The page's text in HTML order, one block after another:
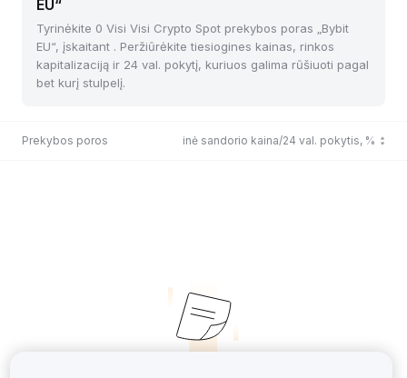
EU“
Tyrinėkite 0 Visi Visi Crypto Spot prekybos poras „Bybit
EU“, įskaitant . Peržiūrėkite tiesiogines kainas, rinkos
kapitalizaciją ir 24 val. pokytį, kuriuos galima rūšiuoti pagal
bet kurį stulpelį.
Prekybos poros Paskutinė sandorio kaina/24 val. pokytis, %